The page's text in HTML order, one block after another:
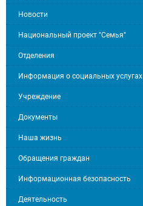
Новости
Национальный проект "Семья"
Отделения
Информация о социальных услугах
Учреждение
Документы
Наша жизнь
Обращения граждан
Информационная безопасность
Деятельность